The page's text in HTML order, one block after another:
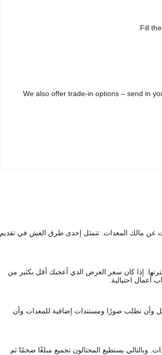
We also offer trade-in options – send in
عن مالك المعدات. تتمثل إحدى طرق الغش في تقديم
إذا كان سعر العرض الذي أعجبك أقل بكثير من
احتيالية.
وأن تطلب صورًا ومستندات إضافية للمعدات وأن
وبالتالي يستطيع المحتالون تجميع مبلغًا ضخمًا ثم